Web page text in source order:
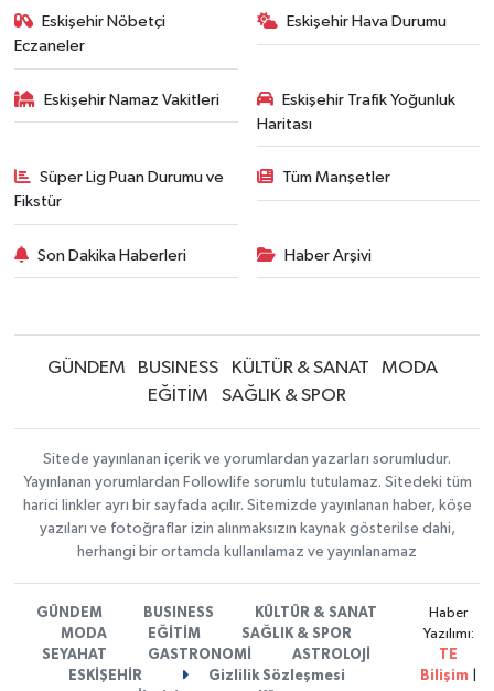
Eskişehir Nöbetçi
Eczaneler
Eskişehir Hava Durumu
Eskişehir Namaz Vakitleri
Eskişehir Trafik Yoğunluk
Haritası
Süper Lig Puan Durumu ve
Fikstür
Tüm Manşetler
Son Dakika Haberleri Haber Arşivi
GÜNDEM BUSINESS KÜLTÜR & SANAT
MODA
EĞİTİM
SAĞLIK & SPOR
Sitede yayınlanan içerik ve yorumlardan yazarları sorumludur.
Yayınlanan yorumlardan Followlife sorumlu tutulamaz. Sitedeki tüm
harici linkler ayrı bir sayfada açılır. Sitemizde yayınlanan haber, köşe
yazıları ve fotoğraflar izin alınmaksızın kaynak gösterilse dahi,
herhangi bir ortamda kullanılamaz ve yayınlanamaz
GÜNDEM BUSINESS
KÜLTÜR & SANAT
MODA
EĞİTİM
SAĞLIK & SPOR
SEYAHAT
GASTRONOMİ
ASTROLOJİ
ESKİŞEHİR
Gizlilik Sözleşmesi
Haber
Yazılımı:
TE
Bilişim